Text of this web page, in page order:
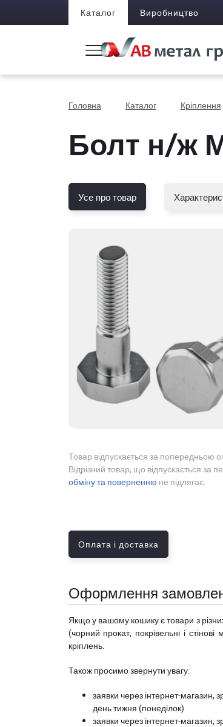
Каталог Виробництво
Головна Каталог Кріплення
Болт н/ж
Усе про товар
Товар відпускається за попередньою
Відрізний товар, що відпускається за
обміну та поверненню не підлягає.
Оплата і доставка
Оформлення
Якщо у вашому кошику є товари з
(чорний прокат, покрівельні і
кріплень.
Також просимо звернути увагу:
заявки через інтернет-магазин,
день тижня (понеділок)
заявки через інтернет-магазин,